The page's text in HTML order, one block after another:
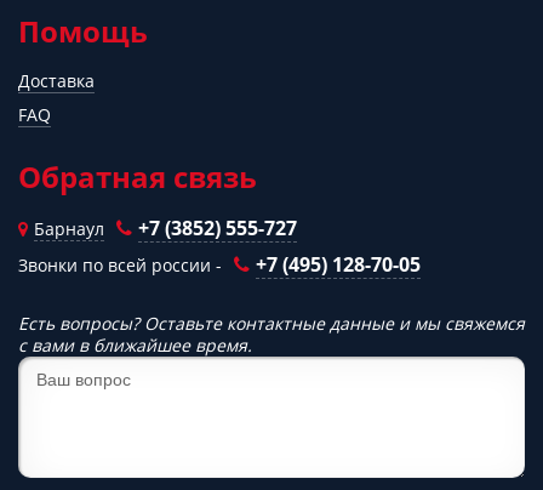
Помощь
Доставка
FAQ
Обратная связь
Барнаул +7 (3852) 555-727
Звонки по всей россии - +7 (495) 128-70-05
Есть вопросы? Оставьте контактные данные и мы свяжемся
с вами в ближайшее время.